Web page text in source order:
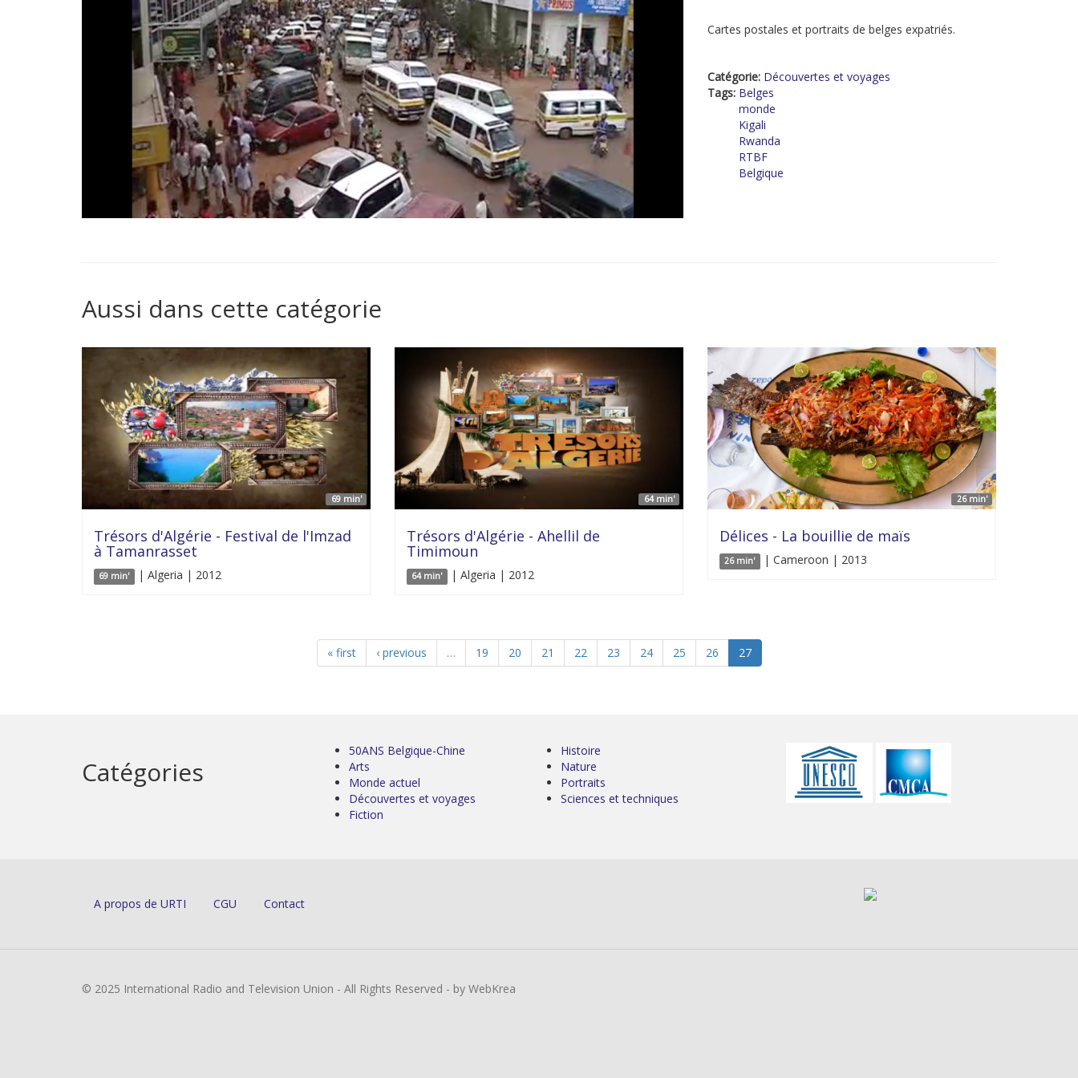
Cartes postales et portraits de belges expatriés.
Catégorie: Découvertes et voyages
Tags: Belges
monde
Kigali
Rwanda
RTBF
Belgique
Aussi dans cette catégorie
69 min'
Trésors d'Algérie - Festival de l'Imzad
à Tamanrasset
69 min' | Algeria | 2012
64 min'
Trésors d'Algérie - Ahellil de
Timimoun
64 min' | Algeria | 2012
26 min'
Délices - La bouillie de maïs
26 min' | Cameroon | 2013
« first ‹ previous … 19 20 21 22 23 24 25 26 27
Catégories
50ANS Belgique-Chine
Arts
Monde actuel
Découvertes et voyages
Fiction
Histoire
Nature
Portraits
Sciences et techniques
A propos de URTI CGU Contact
© 2025 International Radio and Television Union - All Rights Reserved - by WebKrea